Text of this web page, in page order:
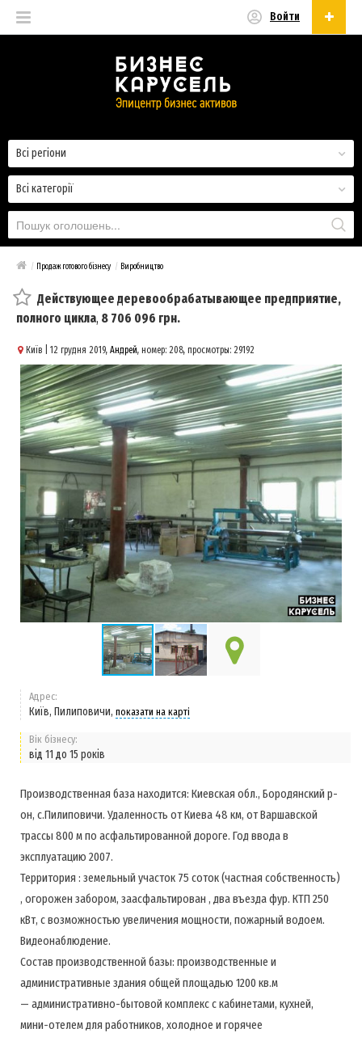
Войти
Всі категорії
Всі регіони
/ Продаж готового бізнесу / Виробництво
Действующее деревообрабатывающее предприятие,
полного цикла, 8 706 096 грн.
Київ | 12 грудня 2019, Андрей, номер: 208, просмотры: 29192
Адрес:
Київ, Пилиповичи, показати на карті
Вік бізнесу:
від 11 до 15 років
Производственная база находится: Киевская обл., Бородянский р-
он, с.Пилиповичи. Удаленность от Киева 48 км, от Варшавской
трассы 800 м по асфальтированной дороге. Год ввода в
эксплуатацию 2007.
Территория : земельный участок 75 соток (частная собственность)
, огорожен забором, заасфальтирован , два въезда фур. КТП 250
кВт, с возможностью увеличения мощности, пожарный водоем.
Видеонаблюдение.
Состав производственной базы: производственные и
административные здания общей площадью 1200 кв.м
— административно-бытовой комплекс с кабинетами, кухней,
мини-отелем для работников, холодное и горячее